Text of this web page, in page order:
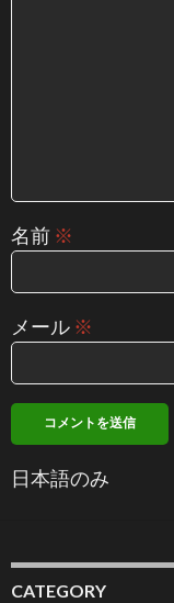
名前 ※
メール ※
日本語のみ
CATEGORY